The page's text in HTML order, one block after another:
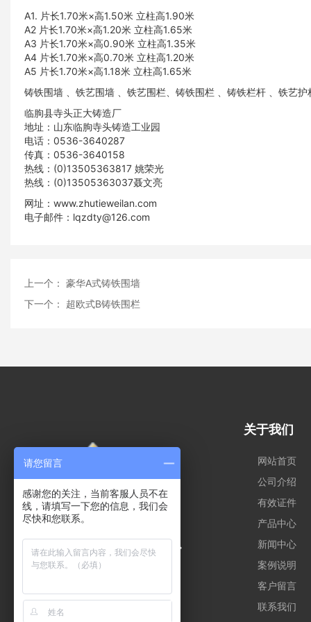
A1. 片长1.70米×高1.50米 立柱高1.90米
A2 片长1.70米×高1.20米 立柱高1.65米
A3 片长1.70米×高0.90米 立柱高1.35米
A4 片长1.70米×高0.70米 立柱高1.20米
A5 片长1.70米×高1.18米 立柱高1.65米
铸铁围墙
铁艺围墙 铁艺围栏 铸铁围栏 铸铁栏杆
铁艺护
临朐县寺头正大铸造厂
地址：山东临朐寺头铸造工业园
电话：0536-3640287
传真：0536-3640158
热线：(0)13505363817 姚荣光
热线：(0)13505363037聂文亮
网址： www.zhutieweilan.com
电子邮件：lqzdty@126.com
上一个： 豪华A式铸铁围墙
下一个：
超欧式B铸铁围栏
关于我们
网站首页
公司介绍
有效证件
产品中心
新闻中心
案例说明
客户留言
联系我们
请您留言
感谢您的关注，当前客服人员不在
线，请填写一下您的信息，我们会
尽快和您联系。